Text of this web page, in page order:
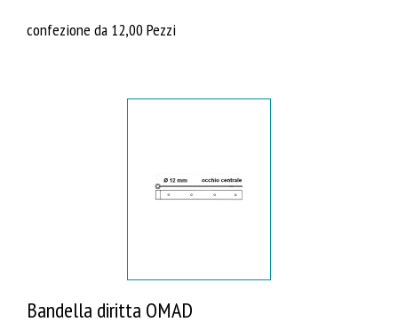
confezione da 12,00 Pezzi
Bandella diritta OMAD